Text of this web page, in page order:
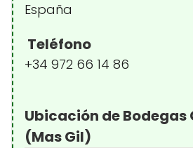
España
Teléfono
+34 972 66 14 86
Ubicación de Bodegas
(Mas Gil)